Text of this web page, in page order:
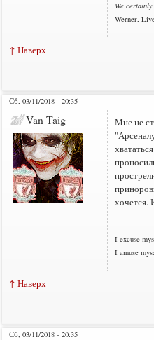
We
Werner,
↑ Наверх
Сб, 03/11/2018 - 20:35
Van Taig
Мне не
хочется.
I excuse
I amuse
↑ Наверх
Сб, 03/11/2018 - 20:35